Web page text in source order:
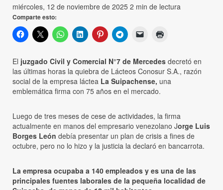
miércoles, 12 de noviembre de 2025 2 min de lectura
Comparte esto:
El juzgado Civil y Comercial N°7 de Mercedes decretó en
las últimas horas la quiebra de Lácteos Conosur S.A., razón
social de la empresa láctea La Suipachense, una
emblemática firma con 75 años en el mercado.
Luego de tres meses de cese de actividades, la firma
actualmente en manos del empresario venezolano Jorge Luis
Borges León debía presentar un plan de crisis a fines de
octubre, pero no lo hizo y la justicia la declaró en bancarrota.
La empresa ocupaba a 140 empleados y es una de las
principales fuentes laborales de la pequeña localidad de